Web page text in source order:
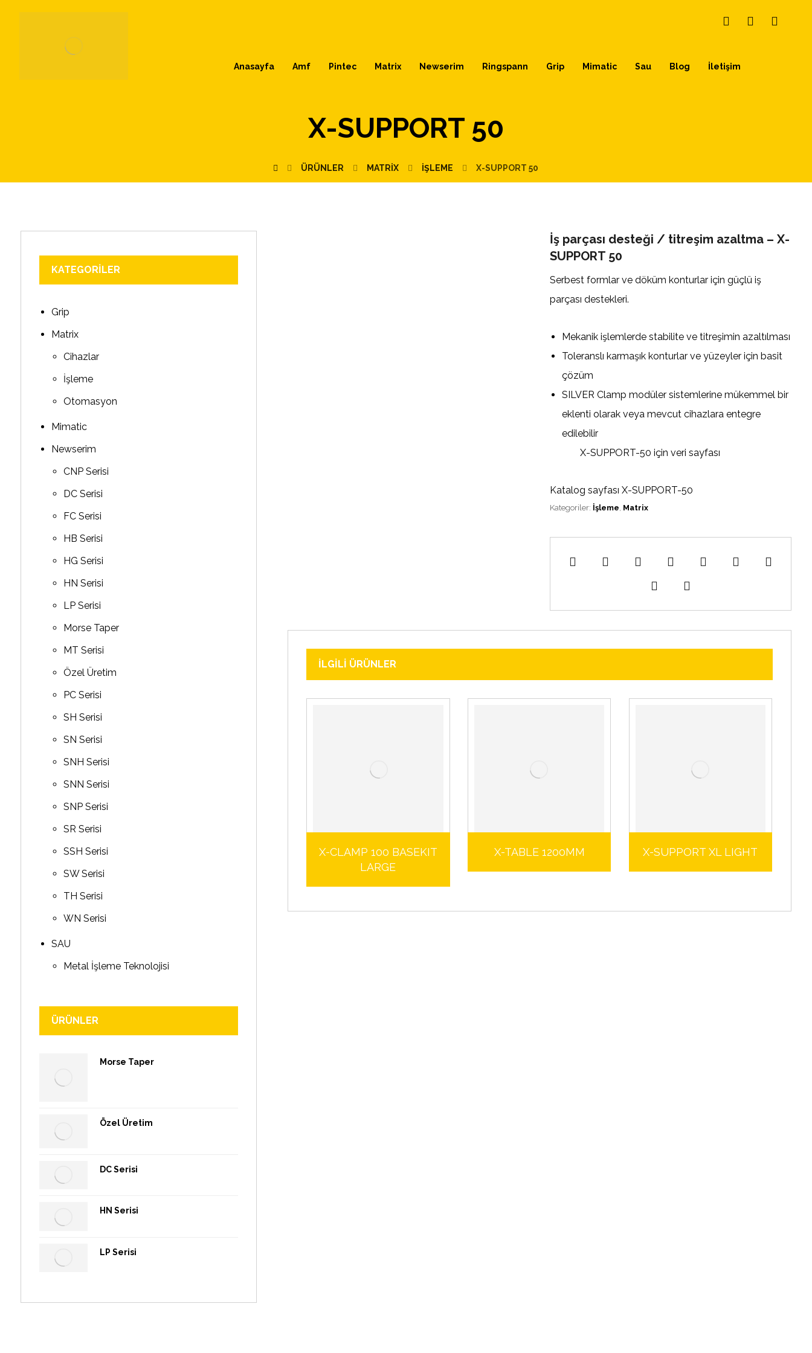
Anasayfa Amf Pintec Matrix Newserim Ringspann Grip Mimatic Sau Blog İletişim
X-SUPPORT 50
ÜRÜNLER MATRIX İŞLEME X-SUPPORT 50
İş parçası desteği / titreşim azaltma – X-
SUPPORT 50
Serbest formlar ve döküm konturlar için güçlü iş
parçası destekleri.
Mekanik işlemlerde stabilite ve titreşimin azaltılması
Toleranslı karmaşık konturlar ve yüzeyler için basit
çözüm
SILVER Clamp modüler sistemlerine mükemmel bir
eklenti olarak veya mevcut cihazlara entegre
edilebilir
X-SUPPORT-50 için veri sayfası
Katalog sayfası X-SUPPORT-50
Kategoriler: İşleme, Matrix
İLGILI ÜRÜNLER
X-CLAMP 100 BASEKIT
LARGE
X-TABLE 1200MM X-SUPPORT XL LIGHT
KATEGORILER
Grip
Matrix
Cihazlar
İşleme
Otomasyon
Mimatic
Newserim
CNP Serisi
DC Serisi
FC Serisi
HB Serisi
HG Serisi
HN Serisi
LP Serisi
Morse Taper
MT Serisi
Özel Üretim
PC Serisi
SH Serisi
SN Serisi
SNH Serisi
SNN Serisi
SNP Serisi
SR Serisi
SSH Serisi
SW Serisi
TH Serisi
WN Serisi
SAU
Metal İşleme Teknolojisi
ÜRÜNLER
Morse Taper
Özel Üretim
DC Serisi
HN Serisi
LP Serisi